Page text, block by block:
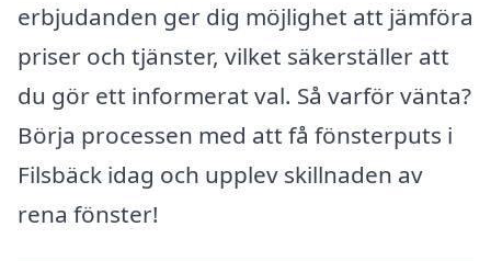
erbjudanden ger dig möjlighet att jämföra
priser och tjänster, vilket säkerställer att
du gör ett informerat val. Så varför vänta?
Börja processen med att få fönsterputs i
Filsbäck idag och upplev skillnaden av
rena fönster!